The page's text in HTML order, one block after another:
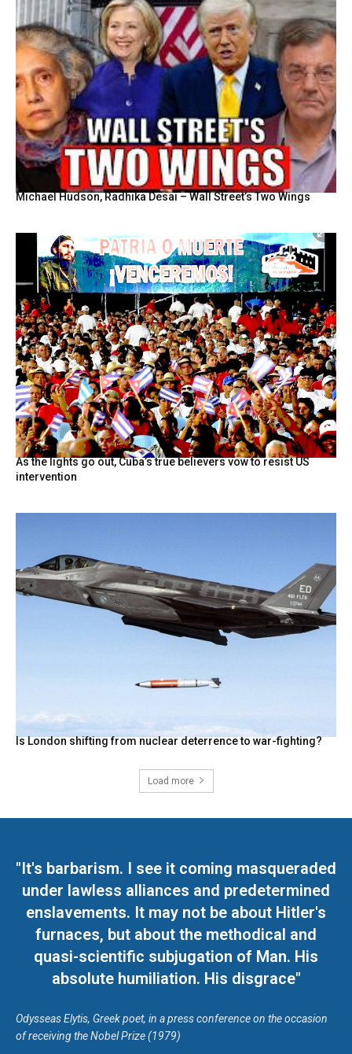
Michael Hudson, Radhika Desai – Wall Street’s Two Wings
As the lights go out, Cuba’s true believers vow to resist US
intervention
Is London shifting from nuclear deterrence to war-fighting?
Load more
"It's barbarism. I see it coming masqueraded
under lawless alliances and predetermined
enslavements. It may not be about Hitler's
furnaces, but about the methodical and
quasi-scientific subjugation of Man. His
absolute humiliation. His disgrace"
Odysseas Elytis, Greek poet, in a press conference on the occasion
of receiving the Nobel Prize (1979)